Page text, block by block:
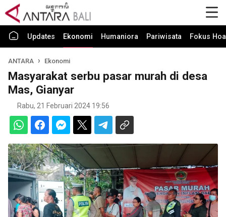
Updates Ekonomi Humaniora Pariwisata Fokus
ANTARA Ekonomi
Masyarakat serbu pasar murah di desa
Mas, Gianyar
Rabu, 21 Februari 2024 19:56